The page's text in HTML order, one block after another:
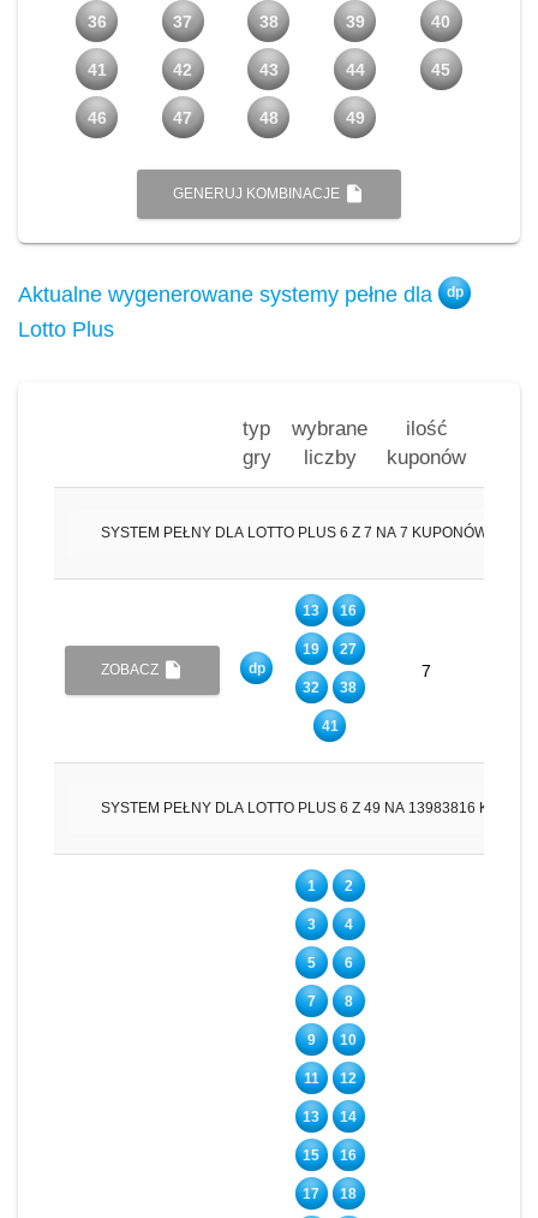
36 37 38 39 40
41 42 43 44 45
46 47 48 49
GENERUJ KOMBINACJE insert_drive_file
Aktualne wygenerowane systemy pełne dla dp
Lotto Plus
typ
gry
wybrane
liczby
ilość
kuponów
SYSTEM PEŁNY DLA LOTTO PLUS 6 Z 7 NA 7 KUPONÓW
ZOBACZ insert_drive_file dp
13 16
19 27
32 38
41
7
SYSTEM PEŁNY DLA LOTTO PLUS 6 Z 49 NA 13983816
1 2
3 4
5 6
7 8
9 10
11 12
13 14
15 16
17 18